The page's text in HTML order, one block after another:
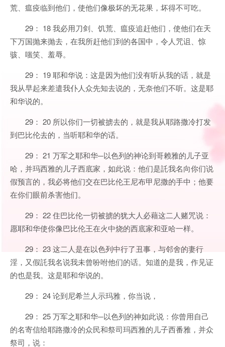
荒、瘟疫临到他们，使他们像极坏的无花果，坏得不可吃。
29： 18 我必用刀剑、饥荒、瘟疫追赶他们，使他们在天
下万国抛来抛去，在我所赶他们到的各国中，令人咒诅、惊
骇、嗤笑、羞辱。
29： 19 耶和华说：这是因为他们没有听从我的话，就是
我从早起来差遣我仆人众先知去说的，无奈他们不听。这是耶
和华说的。
29： 20 所以你们一切被掳去的，就是我从耶路撒冷打发
到巴比伦去的，当听耶和华的话。
29： 21 万军之耶和华─以色列的神论到哥赖雅的儿子亚
哈，并玛西雅的儿子西底家，如此说：他们是託我名向你们说
假预言的，我必将他们交在巴比伦王尼布甲尼撒的手中；他要
在你们眼前杀害他们。
29： 22 住巴比伦一切被掳的犹大人必藉这二人赌咒说：
愿耶和华使你像巴比伦王在火中烧的西底家和亚哈一样。
29： 23 这二人是在以色列中行了丑事，与邻舍的妻行
淫，又假託我名说我未曾吩咐他们的话。知道的是我，作见证
的也是我。这是耶和华说的。
29： 24 论到尼希兰人示玛雅，你当说，
29： 25 万军之耶和华─以色列的神如此说：你曾用自己
的名寄信给耶路撒冷的众民和祭司玛西雅的儿子西番雅，并众
祭司，说：